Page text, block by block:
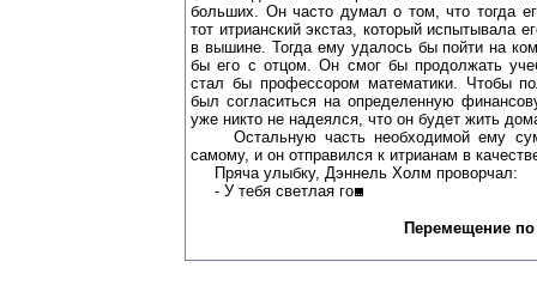
больших. Он часто думал о том, что тогда
тот итрианский экстаз, который испытывала
в вышине. Тогда ему удалось бы пойти на
бы его с отцом. Он смог бы продолжать
стал бы профессором математики. Чтобы
был согласиться на определенную
уже никто не надеялся, что он будет жить
Остальную часть необходимой ему
самому, и он отправился к итрианам в
Пряча улыбку, Дэннель Холм проворчал:
- У тебя светлая го
Перемещение